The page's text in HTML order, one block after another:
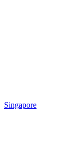
Singapore